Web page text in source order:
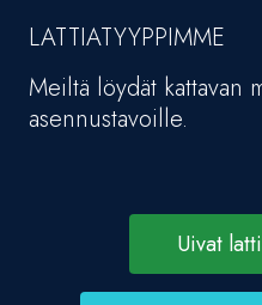
LATTIATYYPPIMME
Meiltä löydät kattavan
asennustavoille.
Uivat